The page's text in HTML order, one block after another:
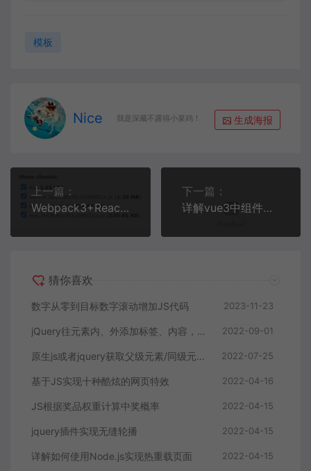
模板
Nice 我是深藏不露得小菜鸡！ 生成海报
上一篇：
Webpack3+React16代码分割的实现
下一篇：
详解vue3中组件的非兼容变更
猜你喜欢
数字从零到目标数字滚动增加JS代码 2023-11-23
jQuery往元素内、外添加标签、内容，真的很花~ 2022-09-01
原生js或者jquery获取父级元素/同级元素/下级元素的方法 2022-07-25
基于JS实现十种酷炫的网页特效 2022-04-16
JS根据奖品权重计算中奖概率 2022-04-15
jquery插件实现无缝轮播 2022-04-15
详解如何使用Node.js实现热重载页面 2022-04-15